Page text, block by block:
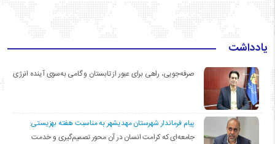
یادداشت
صرفه‌جویی، راهی برای عبور از تابستان و گامی به‌سوی آینده انرژی
پیام فرماندار شهرستان مهدیشهر به مناسبت هفته بهزیستی:
جامعه‌ای که کرامت انسان در آن محور تصمیم‌گیری و خدمت